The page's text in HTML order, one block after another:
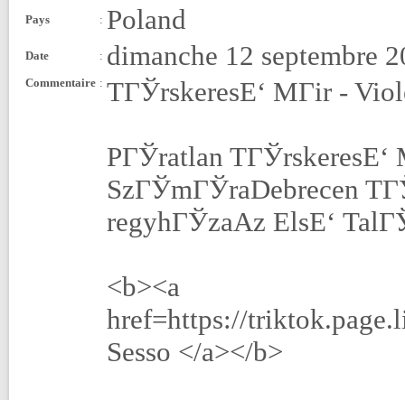
Pays : Poland
Date : dimanche 12 septembre
Commentaire : TГЎrskeresЕ‘ MГіr -
PГЎratlan
SzГЎmГЎraDebrecen
regyhГЎzaAz ElsЕ‘
<b><a
href=https://
Sesso </a></b>